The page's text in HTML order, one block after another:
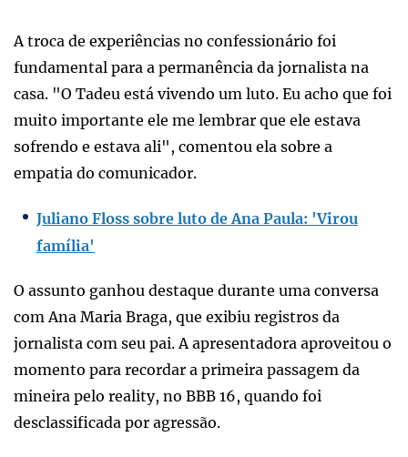
A troca de experiências no confessionário foi
fundamental para a permanência da jornalista na
casa. "O Tadeu está vivendo um luto. Eu acho que foi
muito importante ele me lembrar que ele estava
sofrendo e estava ali", comentou ela sobre a
empatia do comunicador.
Juliano Floss sobre luto de Ana Paula: 'Virou
família'
O assunto ganhou destaque durante uma conversa
com Ana Maria Braga, que exibiu registros da
jornalista com seu pai. A apresentadora aproveitou o
momento para recordar a primeira passagem da
mineira pelo reality, no BBB 16, quando foi
desclassificada por agressão.